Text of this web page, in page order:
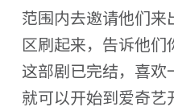
范围内去邀请他们
区刷起来，告诉他
这部剧已完结，喜
就可以开始到爱奇艺